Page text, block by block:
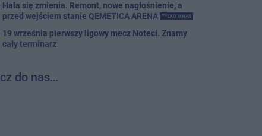
Hala się zmienia. Remont, nowe nagłośnienie, a
przed wejściem stanie QEMETICA ARENA
TYLKO U NAS
19 września pierwszy ligowy mecz Noteci. Znamy
cały terminarz
do nas…